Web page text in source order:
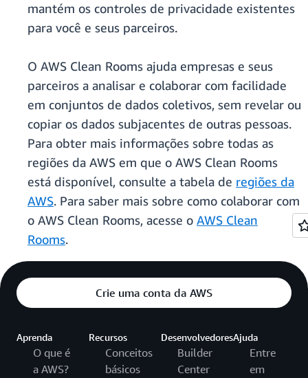
mantém os controles de privacidade existentes
para você e seus parceiros.
O AWS Clean Rooms ajuda empresas e seus
parceiros a analisar e colaborar com facilidade
em conjuntos de dados coletivos, sem revelar ou
copiar os dados subjacentes de outras pessoas.
Para obter mais informações sobre todas as
regiões da AWS em que o AWS Clean Rooms
está disponível, consulte a tabela de regiões da
AWS. Para saber mais sobre como colaborar com
o AWS Clean Rooms, acesse o AWS Clean
Rooms.
Crie uma conta da AWS
Aprenda
O que é
a AWS?
Recursos
Conceitos
básicos
Desenvolvedores
Builder
Center
Ajuda
Entre
em